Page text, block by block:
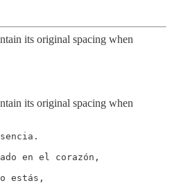
its original spacing when
its original spacing when
en el corazón,
estás,